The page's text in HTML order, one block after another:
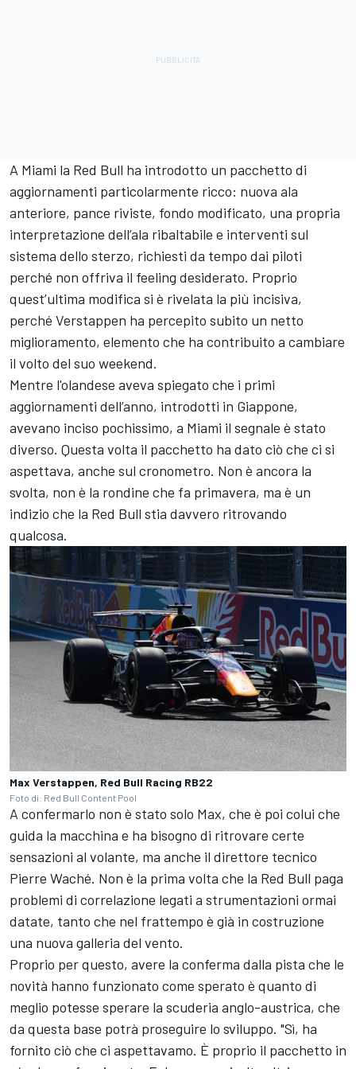
A Miami la Red Bull ha introdotto un pacchetto di
aggiornamenti particolarmente ricco: nuova ala
anteriore, pance riviste, fondo modificato, una propria
interpretazione dell’ala ribaltabile e interventi sul
sistema dello sterzo, richiesti da tempo dai piloti
perché non offriva il feeling desiderato. Proprio
quest’ultima modifica si è rivelata la più incisiva,
perché Verstappen ha percepito subito un netto
miglioramento, elemento che ha contribuito a cambiare
il volto del suo weekend.
Mentre l'olandese aveva spiegato che i primi
aggiornamenti dell’anno, introdotti in Giappone,
avevano inciso pochissimo, a Miami il segnale è stato
diverso. Questa volta il pacchetto ha dato ciò che ci si
aspettava, anche sul cronometro. Non è ancora la
svolta, non è la rondine che fa primavera, ma è un
indizio che la Red Bull stia davvero ritrovando
qualcosa.
Max Verstappen, Red Bull Racing RB22
Foto di: Red Bull Content Pool
A confermarlo non è stato solo Max, che è poi colui che
guida la macchina e ha bisogno di ritrovare certe
sensazioni al volante, ma anche il direttore tecnico
Pierre Waché. Non è la prima volta che la Red Bull paga
problemi di correlazione legati a strumentazioni ormai
datate, tanto che nel frattempo è già in costruzione
una nuova galleria del vento.
Proprio per questo, avere la conferma dalla pista che le
novità hanno funzionato come sperato è quanto di
meglio potesse sperare la scuderia anglo-austrica, che
da questa base potrà proseguire lo sviluppo. "Sì, ha
fornito ciò che ci aspettavamo. È proprio il pacchetto in